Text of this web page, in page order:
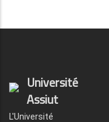
Université
Assiut
L'Université